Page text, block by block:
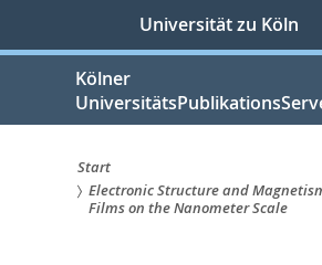
springen
Universität zu Köln
Kölner
Sie
Start
Electronic Structure and
Films on the Nanometer Scale